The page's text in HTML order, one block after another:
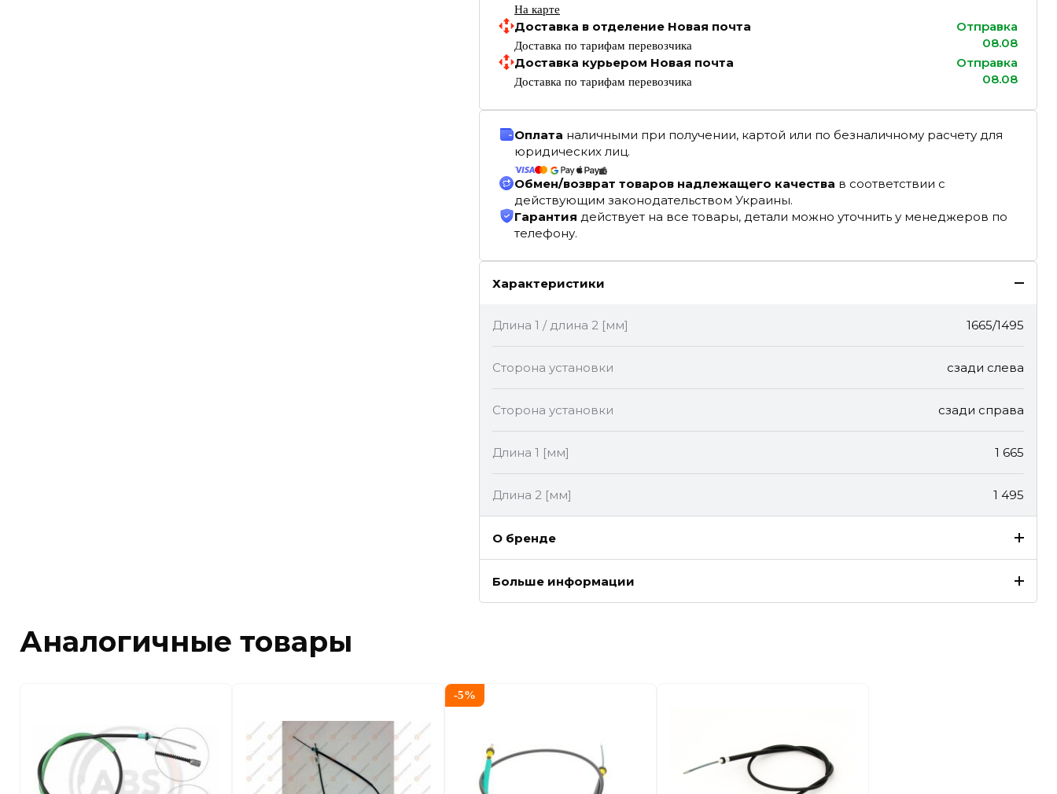
На карте
Доставка в отделение Новая почта
Доставка по тарифам перевозчика
Отправка
08.08
Доставка курьером Новая почта
Доставка по тарифам перевозчика
Отправка
08.08
Оплата наличными при получении, картой или по безналичному расчету для
юридических лиц.
Обмен/возврат товаров надлежащего качества в соответствии с
действующим законодательством Украины.
Гарантия действует на все товары, детали можно уточнить у менеджеров по
телефону.
Характеристики
Длина 1 / длина 2 [мм] 1665/1495
Сторона установки сзади слева
Сторона установки сзади справа
Длина 1 [мм] 1 665
Длина 2 [мм] 1 495
О бренде
Больше информации
Аналогичные товары
-5%